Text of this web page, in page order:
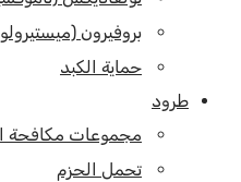
بروفيرون
حماية الكبد
طرود
مجموعات مكافحة
تحمل الحزم